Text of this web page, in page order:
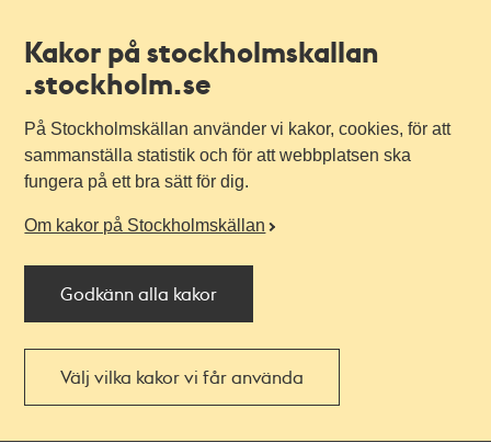
Kakor på stockholmskallan
.stockholm.se
På Stockholmskällan använder vi kakor, cookies, för att
sammanställa statistik och för att webbplatsen ska
fungera på ett bra sätt för dig.
Om kakor på Stockholmskällan
Godkänn alla kakor
Välj vilka kakor vi får använda